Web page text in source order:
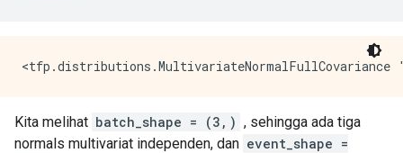
Kita melihat batch_shape = (3,) , sehingga ada tiga
normals multivariat independen, dan event_shape =